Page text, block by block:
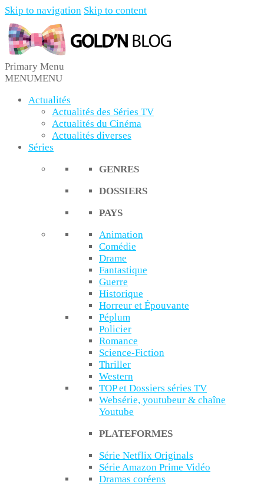
Skip to navigation Skip to content
Gold'n Blog
Critique de séries et films, recettes de cuisine
Primary Menu
MENUMENU
Actualités
Actualités des Séries TV
Actualités du Cinéma
Actualités diverses
Séries
GENRES
DOSSIERS
PAYS
Animation
Comédie
Drame
Fantastique
Guerre
Historique
Horreur et Épouvante
Péplum
Policier
Romance
Science-Fiction
Thriller
Western
TOP et Dossiers séries TV
Websérie, youtubeur & chaîne
Youtube
PLATEFORMES
Série Netflix Originals
Série Amazon Prime Vidéo
Dramas coréens